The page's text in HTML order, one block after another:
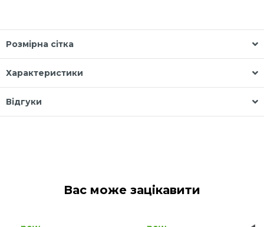
Розмірна сітка
Характеристики
Відгуки
Вас може зацікавити